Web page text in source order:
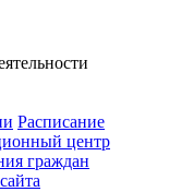
Расписание
центр
граждан